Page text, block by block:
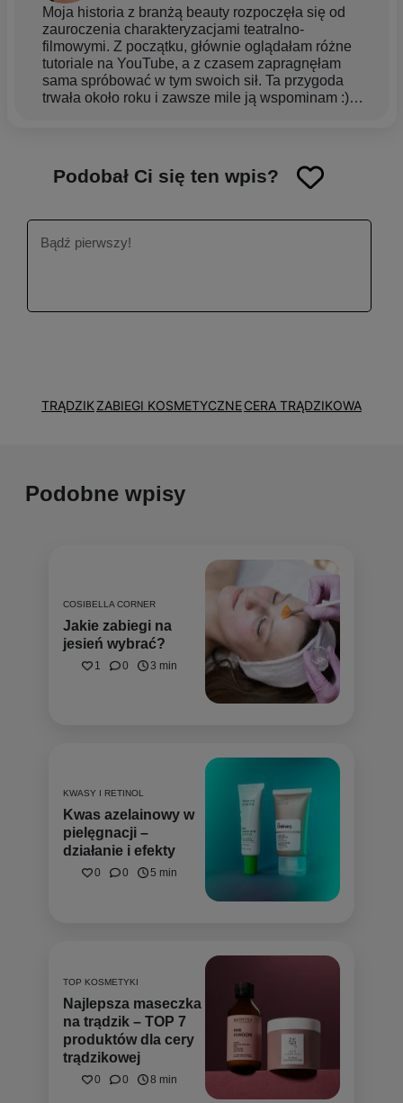
Moja historia z branżą beauty rozpoczęła się od
zauroczenia charakteryzacjami teatralno-
filmowymi. Z początku, głównie oglądałam różne
tutoriale na YouTube, a z czasem zapragnęłam
sama spróbować w tym swoich sił. Ta przygoda
trwała około roku i zawsze mile ją wspominam :)
realizację. Nie poddawałam się, mimo że początki
były ciężkie. Gdy dostałam pierwszą pracę w
chce robić całe życie. Uwielbiam się rozwijać i
uczyć nowych rzeczy, a właśnie ta branża mi to
umożliwia. Aby nasza skóra była w jak najlepszej
Podobał Ci się ten wpis?
TRĄDZIKZABIEGI KOSMETYCZNECERA TRĄDZIKOWA
Podobne wpisy
COSIBELLA CORNER
Jakie zabiegi na
jesień wybrać?
1 0 3 min
KWASY I RETINOL
Kwas azelainowy w
pielęgnacji –
działanie i efekty
0 0 5 min
TOP KOSMETYKI
Najlepsza maseczka
na trądzik – TOP 7
produktów dla cery
trądzikowej
0 0 8 min